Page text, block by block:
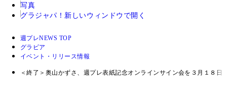
写真
グラジャパ！ 新しいウィンドウで開く
週プレNEWS TOP
グラビア
イベント・リリース情報
＜終了＞奥山かずさ、週プレ表紙記念オンラインサイン会を３月１８日